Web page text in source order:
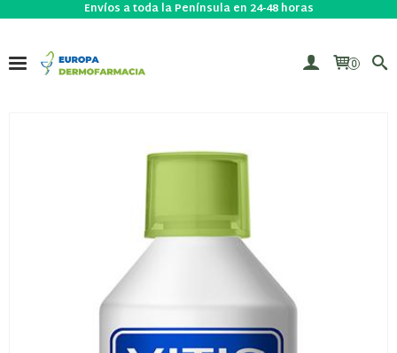
Envíos a toda la Península en 24-48 horas
0